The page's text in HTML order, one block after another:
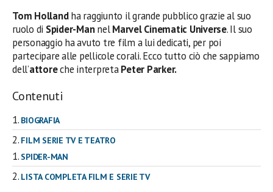
Tom Hollandha raggiunto il grande pubblico grazie al suo
ruolo di Spider-MannelMarvel Cinematic Universe. Il suo
personaggio ha avuto tre film a lui dedicati, per poi
partecipare alle pellicole corali. Ecco tutto ciò che sappiamo
dell’attoreche interpretaPeter Parker.
Contenuti
BIOGRAFIA
FILM SERIE TV E TEATRO
SPIDER-MAN
LISTA COMPLETA FILM E SERIE TV